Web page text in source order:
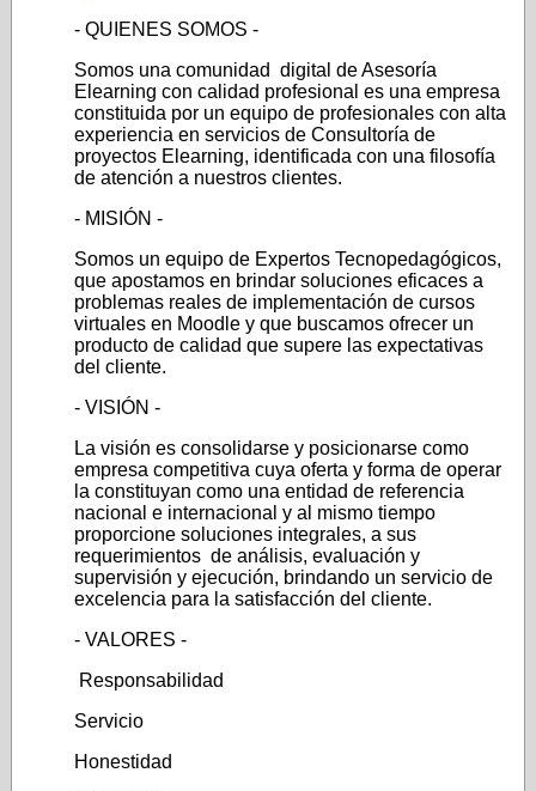
- QUIENES SOMOS -
Somos una comunidad digital de Asesoría
Elearning con calidad profesional es una empresa
constituida por un equipo de profesionales con alta
experiencia en servicios de Consultoría de
proyectos Elearning, identificada con una filosofía
de atención a nuestros clientes.
- MISIÓN -
Somos un equipo de Expertos Tecnopedagógicos,
que apostamos en brindar soluciones eficaces a
problemas reales de implementación de cursos
virtuales en Moodle y que buscamos ofrecer un
producto de calidad que supere las expectativas
del cliente.
- VISIÓN -
La visión es consolidarse y posicionarse como
empresa competitiva cuya oferta y forma de operar
la constituyan como una entidad de referencia
nacional e internacional y al mismo tiempo
proporcione soluciones integrales, a sus
requerimientos de análisis, evaluación y
supervisión y ejecución, brindando un servicio de
excelencia para la satisfacción del cliente.
- VALORES -
Responsabilidad
Servicio
Honestidad